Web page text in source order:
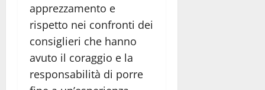
apprezzamento e
rispetto nei confronti dei
consiglieri che hanno
avuto il coraggio e la
responsabilità di porre